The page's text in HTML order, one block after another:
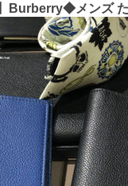
Burberry◆メンズ